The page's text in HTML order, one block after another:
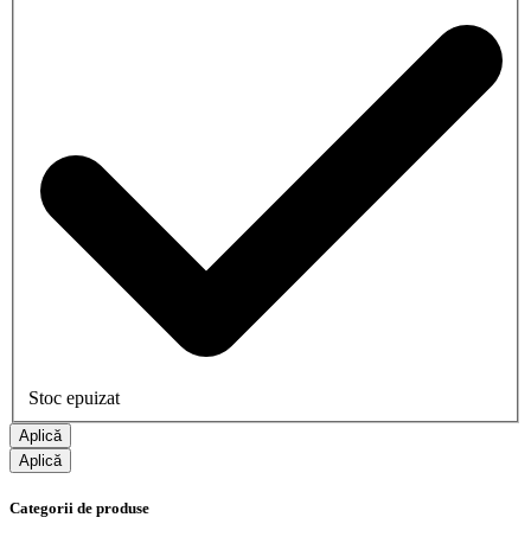
Stoc epuizat
Aplică
Aplică
Categorii de produse